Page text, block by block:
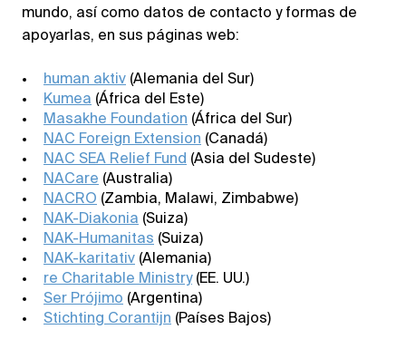
mundo, así como datos de contacto y formas de
apoyarlas, en sus páginas web:
human aktiv (Alemania del Sur)
Kumea (África del Este)
Masakhe Foundation (África del Sur)
NAC Foreign Extension (Canadá)
NAC SEA Relief Fund (Asia del Sudeste)
NACare (Australia)
NACRO (Zambia, Malawi, Zimbabwe)
NAK-Diakonia (Suiza)
NAK-Humanitas (Suiza)
NAK-karitativ (Alemania)
re Charitable Ministry(EE. UU.)
Ser Prójimo (Argentina)
Stichting Corantijn (Países Bajos)